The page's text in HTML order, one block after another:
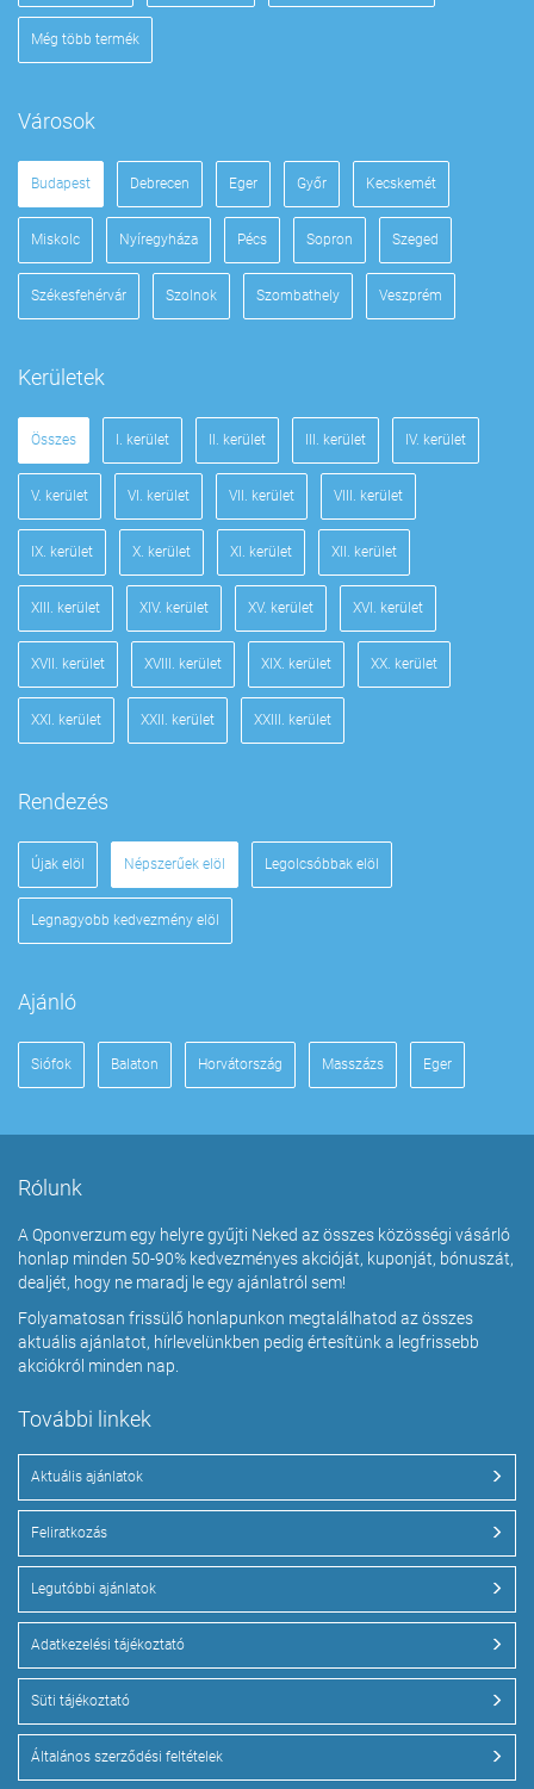
Még több termék
Városok
Budapest Debrecen Eger Győr Kecskemét
Miskolc Nyíregyháza Pécs Sopron Szeged
Székesfehérvár Szolnok Szombathely Veszprém
Kerületek
Összes I. kerület II. kerület III. kerület IV. kerület
V. kerület VI. kerület VII. kerület VIII. kerület
IX. kerület X. kerület XI. kerület XII. kerület
XIII. kerület XIV. kerület XV. kerület XVI. kerület
XVII. kerület XVIII. kerület XIX. kerület XX. kerület
XXI. kerület XXII. kerület XXIII. kerület
Rendezés
Újak elöl Népszerűek elöl Legolcsóbbak elöl
Legnagyobb kedvezmény elöl
Ajánló
Siófok Balaton Horvátország Masszázs Eger
Rólunk
A Qponverzum egy helyre gyűjti Neked az összes közösségi vásárló
honlap minden 50-90% kedvezményes akcióját, kuponját, bónuszát,
dealjét, hogy ne maradj le egy ajánlatról sem!
Folyamatosan frissülő honlapunkon megtalálhatod az összes
aktuális ajánlatot, hírlevelünkben pedig értesítünk a legfrissebb
akciókról minden nap.
További linkek
Aktuális ajánlatok
Feliratkozás
Legutóbbi ajánlatok
Adatkezelési tájékoztató
Süti tájékoztató
Általános szerződési feltételek